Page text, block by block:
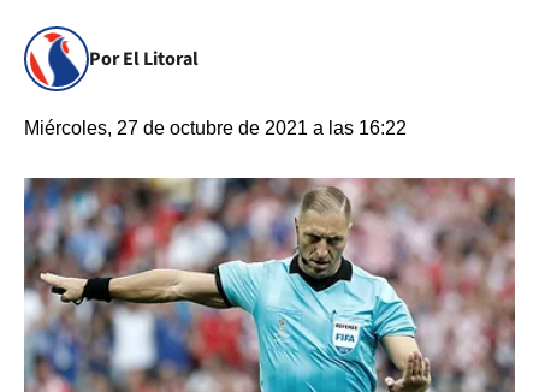
Por El Litoral
Miércoles, 27 de octubre de 2021 a las 16:22